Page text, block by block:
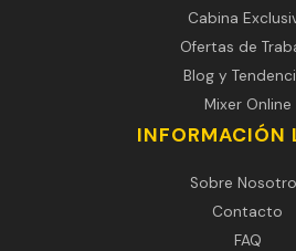
Cabina
Ofertas de
Blog y
Mixer Online
INFORMACIÓN
Sobre
Contacto
FAQ